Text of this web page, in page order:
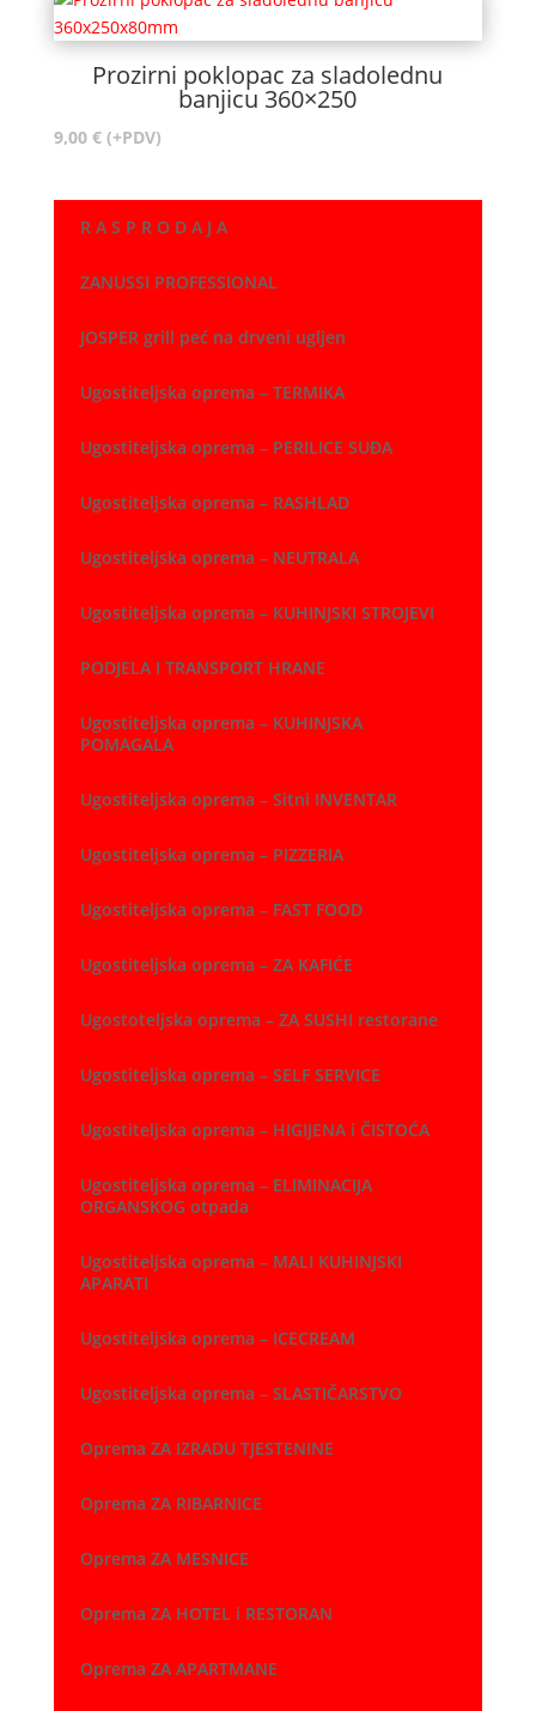
Prozirni poklopac za sladolednu
banjicu 360×250
9,00 € (+PDV)
R A S P R O D A J A
ZANUSSI PROFESSIONAL
JOSPER grill peć na drveni ugljen
Ugostiteljska oprema – TERMIKA
Ugostiteljska oprema – PERILICE SUĐA
Ugostiteljska oprema – RASHLAD
Ugostiteljska oprema – NEUTRALA
Ugostiteljska oprema – KUHINJSKI STROJEVI
PODJELA I TRANSPORT HRANE
Ugostiteljska oprema – KUHINJSKA
POMAGALA
Ugostiteljska oprema – Sitni INVENTAR
Ugostiteljska oprema – PIZZERIA
Ugostiteljska oprema – FAST FOOD
Ugostiteljska oprema – ZA KAFIĆE
Ugostoteljska oprema – ZA SUSHI restorane
Ugostiteljska oprema – SELF SERVICE
Ugostiteljska oprema – HIGIJENA i ČISTOĆA
Ugostiteljska oprema – ELIMINACIJA
ORGANSKOG otpada
Ugostiteljska oprema – MALI KUHINJSKI
APARATI
Ugostiteljska oprema – ICECREAM
Ugostiteljska oprema – SLASTIČARSTVO
Oprema ZA IZRADU TJESTENINE
Oprema ZA RIBARNICE
Oprema ZA MESNICE
Oprema ZA HOTEL i RESTORAN
Oprema ZA APARTMANE